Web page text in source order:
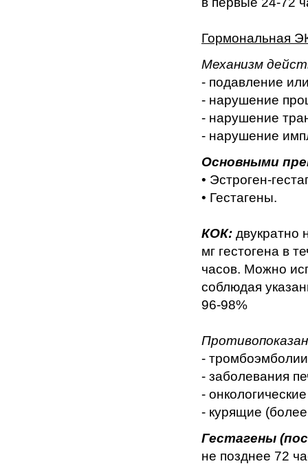
Гормональная
Механизм
- подавление
- нарушение
- нарушение
- нарушение
Основными
• Эстроген-
• Гестагены.
КОК: двукратно
мг гестогена в
часов. Можно
соблюдая
96-98%
-
- заболевания
-
- курящие
Гестагены
не позднее 72